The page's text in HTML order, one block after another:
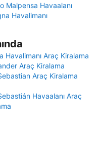
Malpensa Havaalanı
Havalimanı
Havalimanı Araç Kiralama
Araç Kiralama
Araç Kiralama
Havaalanı Araç